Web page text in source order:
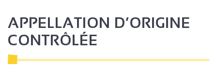
APPELLATION D’ORIGINE
CONTRÔLÉE